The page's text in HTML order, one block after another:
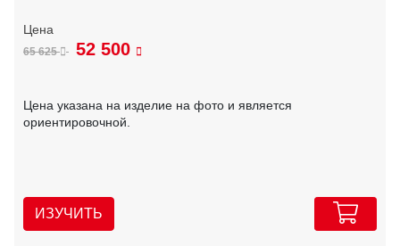
65 625 52 500
Цена указана на изделие на фото и является
ориентировочной.
ИЗУЧИТЬ